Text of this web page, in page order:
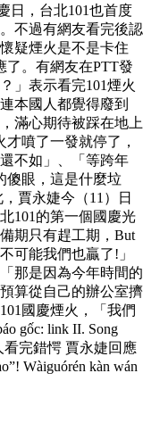
日，台北101也首度
不過有網友看完後認
疑煙火是不是卡住
了。有網友在PTT發
」表示看完101煙火
本國人都覺得廢到
滿心期待被踩在地上
噴了一發就停了，
不如」、「等跨年
傻眼，這是什麼垃
賈永婕今（11）日
101的第一個國慶光
期只有趕工期，But
可能我們也贏了!」
那是因為今年時間的
算從自己的辦公室擠
國慶煙火，「我們
gốc: link II. Song
看完錯愕 賈永婕回應
Wàiguórén kàn wán